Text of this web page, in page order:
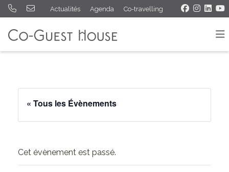
Actualités Agenda Co-travelling
« Tous les Évènements
Cet évènement est passé.